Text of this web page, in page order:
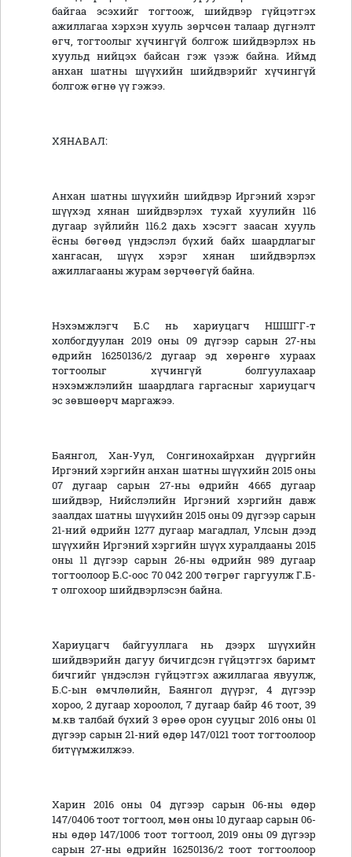
байгаа эсэхийг тогтоож, шийдвэр гүйцэтгэх
ажиллагаа хэрхэн хууль зөрчсөн талаар дүгнэлт
өгч, тогтоолыг хүчингүй болгож шийдвэрлэх нь
хуульд нийцэх байсан гэж үзэж байна. Иймд
анхан шатны шүүхийн шийдвэрийг хүчингүй
болгож өгнө үү гэжээ.
ХЯНАВАЛ:
Анхан шатны шүүхийн шийдвэр Иргэний хэрэг
шүүхэд хянан шийдвэрлэх тухай хуулийн 116
дугаар зүйлийн 116.2 дахь хэсэгт заасан хууль
ёсны бөгөөд үндэслэл бүхий байх шаардлагыг
хангасан, шүүх хэрэг хянан шийдвэрлэх
ажиллагааны журам зөрчөөгүй байна.
Нэхэмжлэгч Б.С нь хариуцагч НШШГГ-т
холбогдуулан 2019 оны 09 дүгээр сарын 27-ны
өдрийн 16250136/2 дугаар эд хөрөнгө хураах
тогтоолыг хүчингүй болгуулахаар
нэхэмжлэлийн шаардлага гаргасныг хариуцагч
эс зөвшөөрч маргажээ.
Баянгол, Хан-Уул, Сонгинохайрхан дүүргийн
Иргэний хэргийн анхан шатны шүүхийн 2015 оны
07 дугаар сарын 27-ны өдрийн 4665 дугаар
шийдвэр, Нийслэлийн Иргэний хэргийн давж
заалдах шатны шүүхийн 2015 оны 09 дүгээр сарын
21-ний өдрийн 1277 дугаар магадлал, Улсын дээд
шүүхийн Иргэний хэргийн шүүх хуралдааны 2015
оны 11 дүгээр сарын 26-ны өдрийн 989 дугаар
тогтоолоор Б.С-оос 70 042 200 төгрөг гаргуулж Г.Б-
т олгохоор шийдвэрлэсэн байна.
Хариуцагч байгууллага нь дээрх шүүхийн
шийдвэрийн дагуу бичигдсэн гүйцэтгэх баримт
бичгийг үндэслэн гүйцэтгэх ажиллагаа явуулж,
Б.С-ын өмчлөлийн, Баянгол дүүрэг, 4 дүгээр
хороо, 2 дугаар хороолол, 7 дугаар байр 46 тоот, 39
м.кв талбай бүхий 3 өрөө орон сууцыг 2016 оны 01
дүгээр сарын 21-ний өдөр 147/0121 тоот тогтоолоор
битүүмжилжээ.
Харин 2016 оны 04 дүгээр сарын 06-ны өдөр
147/0406 тоот тогтоол, мөн оны 10 дугаар сарын 06-
ны өдөр 147/1006 тоот тогтоол, 2019 оны 09 дүгээр
сарын 27-ны өдрийн 16250136/2 тоот тогтоолоор